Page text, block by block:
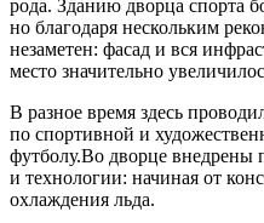
рода. Зданию дворца спорта
но благодаря нескольким
незаметен: фасад и вся
место значительно
В разное время здесь
по спортивной и
футболу.Во дворце
и технологии: начиная от
охлаждения льда.